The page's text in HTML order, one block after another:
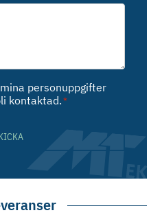
personuppgifter
kontaktad. *